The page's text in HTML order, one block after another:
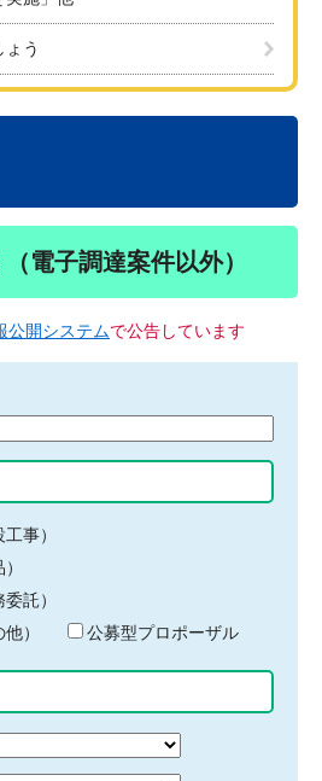
う
電子調達案件以外）
公開システムで公告しています
事）
託）
）
公募型プロポーザル